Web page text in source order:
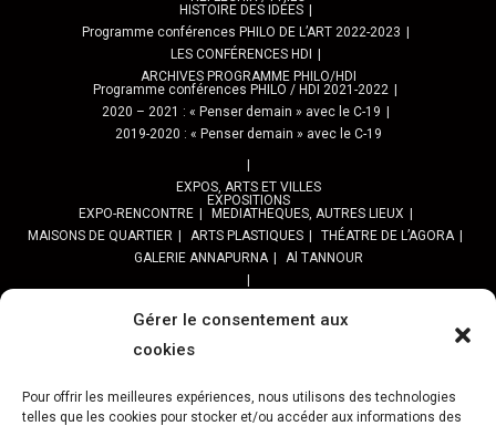
Gérer le consentement aux
cookies
Pour offrir les meilleures expériences, nous utilisons des technologies
telles que les cookies pour stocker et/ou accéder aux informations des
HISTOIRE DES IDÉES
Programme conférences PHILO DE L’ART 2022-2023
LES CONFÉRENCES HDI
ARCHIVES PROGRAMME PHILO/HDI
Programme conférences PHILO / HDI 2021-2022
2020 – 2021 : « Penser demain » avec le C-19
2019-2020 : « Penser demain » avec le C-19
EXPOS, ARTS ET VILLES
EXPOSITIONS
EXPO-RENCONTRE
MEDIATHEQUES, AUTRES LIEUX
MAISONS DE QUARTIER
ARTS PLASTIQUES
THÉATRE DE L’AGORA
GALERIE ANNAPURNA
Al TANNOUR
PPROGRAMME DES BALADES URBAINES 2025
Programme SORTIES URBAN SKETCHER 2024-2025 :
Archives URBAN SKETCHERS ESSONNE